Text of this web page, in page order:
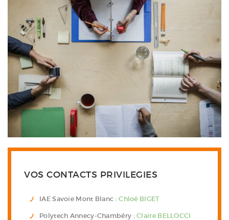
VOS CONTACTS PRIVILEGIES
IAE Savoie Mont Blanc :Chloé BIGET
Polytech Annecy-Chambéry :Claire BELLOCCI